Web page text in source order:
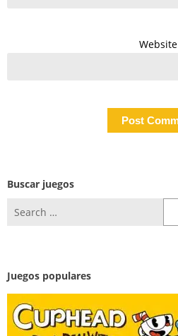
Website
Buscar juegos
for:
Juegos populares